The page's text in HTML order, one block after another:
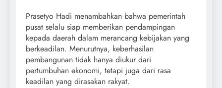
Prasetyo Hadi menambahkan bahwa pemerintah
pusat selalu siap memberikan pendampingan
kepada daerah dalam merancang kebijakan yang
berkeadilan. Menurutnya, keberhasilan
pembangunan tidak hanya diukur dari
pertumbuhan ekonomi, tetapi juga dari rasa
keadilan yang dirasakan rakyat.